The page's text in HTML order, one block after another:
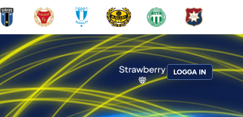
LOGGA IN